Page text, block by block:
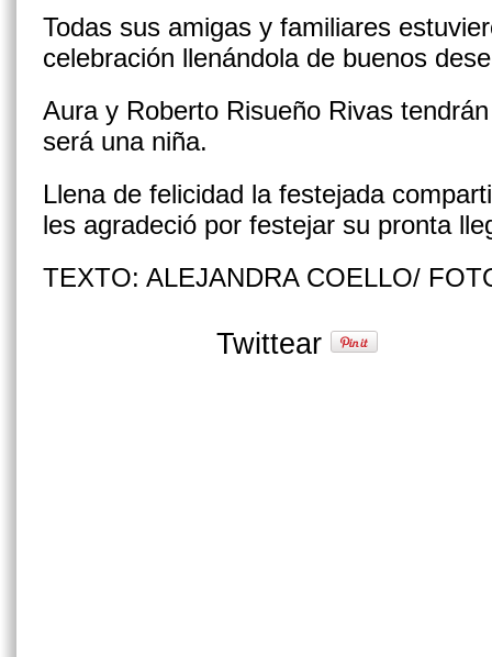
Todas sus amigas y familiares
celebración llenándola de buenos
Aura y Roberto Risueño Rivas
será una niña.
Llena de felicidad la festejada
les agradeció por festejar su pronta
TEXTO: ALEJANDRA COELLO/
Twittear